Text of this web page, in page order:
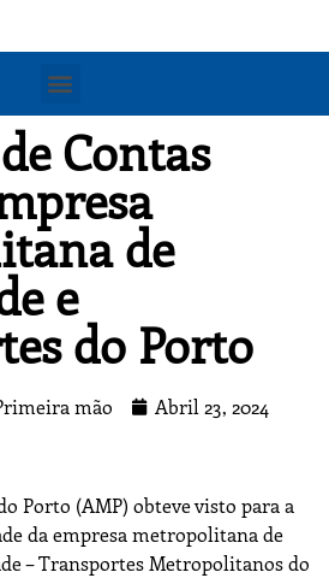
Contas
de
e
do Porto
mão
Abril 23, 2024
Porto (AMP) obteve visto para a
da empresa metropolitana de
– Transportes Metropolitanos do